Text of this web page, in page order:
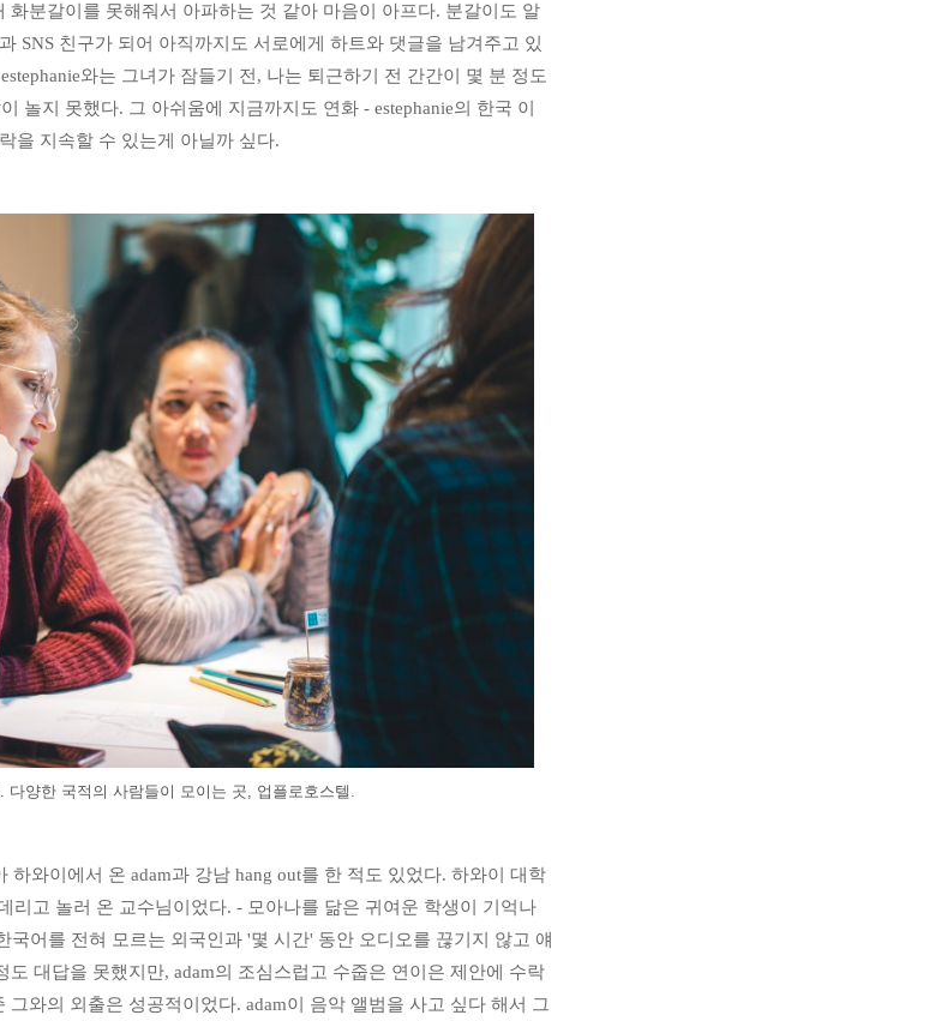
화분갈이를 못해줘서 아파하는 것 같아 마음이 아프다. 분갈이도 알
SNS 친구가 되어 아직까지도 서로에게 하트와 댓글을 남겨주고 있
와는 그녀가 잠들기 전, 나는 퇴근하기 전 간간이 몇 분 정도
놀지 못했다. 그 아쉬움에 지금까지도 연화 - estephanie의 한국 이
을 지속할 수 있는게 아닐까 싶다.
양한 국적의 사람들이 모이는 곳, 업플로호스텔.
하와이에서 온 adam과 강남 hang out를 한 적도 있었다. 하와이 대학
리고 놀러 온 교수님이었다. - 모아나를 닮은 귀여운 학생이 기억나
국어를 전혀 모르는 외국인과 '몇 시간' 동안 오디오를 끊기지 않고 얘
도 대답을 못했지만, adam의 조심스럽고 수줍은 연이은 제안에 수락
와의 외출은 성공적이었다. adam이 음악 앨범을 사고 싶다 해서 그